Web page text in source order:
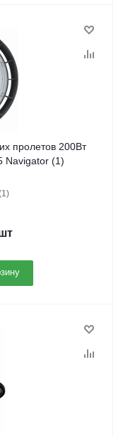
пролетов 200Вт
Navigator (1)